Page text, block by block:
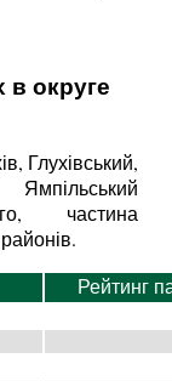
округе
Глухівський,
Ямпільський
частина
Рейтинг